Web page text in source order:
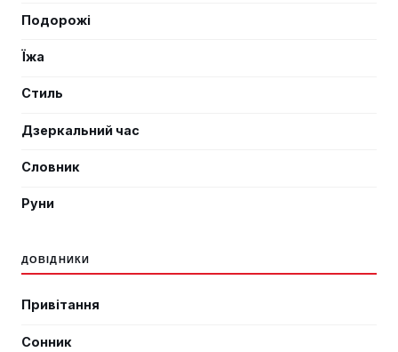
Подорожі
Їжа
Стиль
Дзеркальний час
Словник
Руни
ДОВІДНИКИ
Привітання
Сонник